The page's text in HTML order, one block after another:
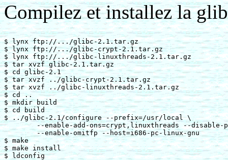
Compilez et installez la
$ lynx ftp://.../glibc-2.1.tar.gz
$ lynx ftp://.../glibc-crypt-2.1.tar.gz
$ lynx ftp://.../glibc-linuxthreads-2.1.tar.gz
$ tar xvzf glibc-2.1.tar.gz
$ cd glibc-2.1
$ tar xvzf ../glibc-crypt-2.1.tar.gz
$ tar xvzf ../glibc-linuxthreads-2.1.tar.gz
$ cd ..
$ mkdir build
$ cd build
$ ../glibc-2.1/configure --prefix=/usr/local \
	--enable-add-ons=crypt,linuxthreads --disable-profile \
	--enable-omitfp --host=i686-pc-linux-gnu
$ make
$ make install